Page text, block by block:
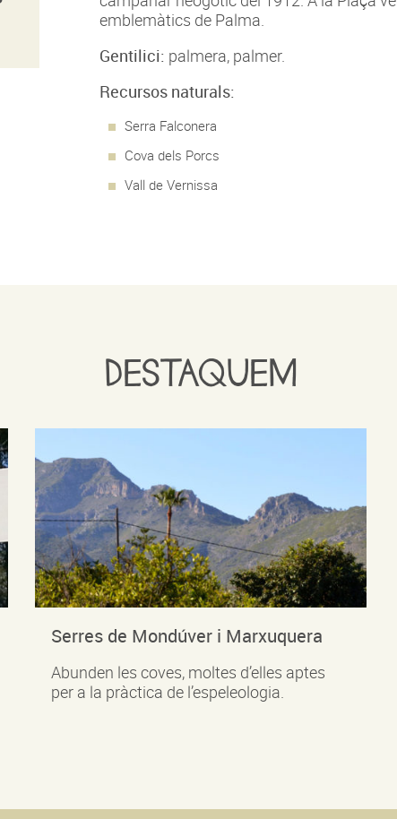
emblemàtics de Palma.
Gentilici: palmera, palmer.
Recursos naturals:
Serra Falconera
Cova dels Porcs
Vall de Vernissa
DESTAQUEM
Serres de Mondúver i Marxuquera
Abunden les coves, moltes d’elles aptes
per a la pràctica de l’espeleologia.